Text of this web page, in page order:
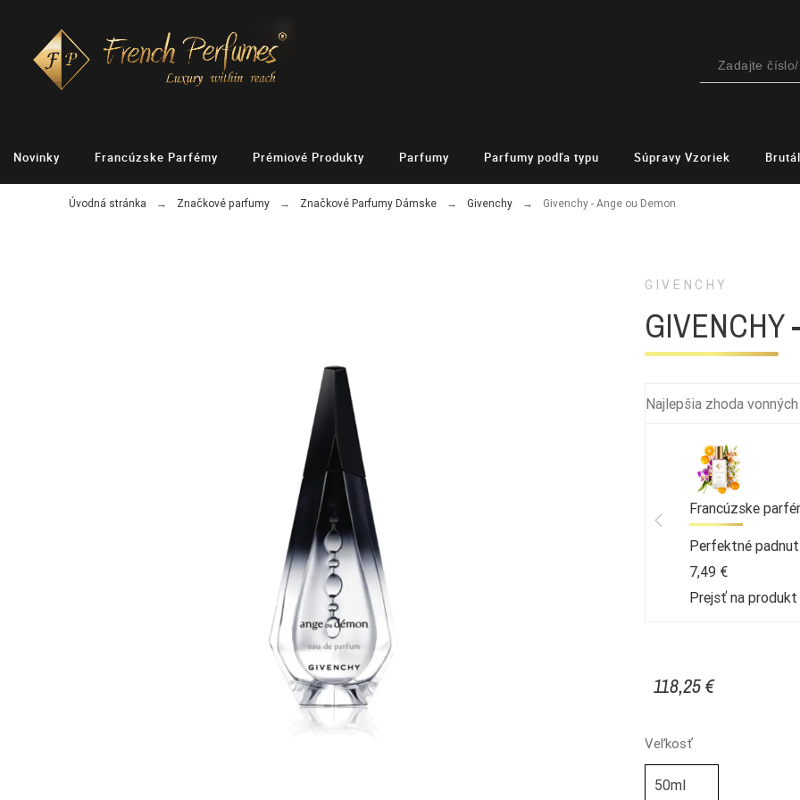
Novinky Francúzske Parfémy Prémiové Produkty Parfumy Parfumy podľa typu Súpravy Vzoriek
Úvodná stránka Značkové parfumy Značkové Parfumy Dámske Givenchy Givenchy - Ange ou Demon
GIVENCHY
GIVENCHY
Najlepšia zhoda
Francúzske
Perfektné
7,49 €
Prejsť na
118,25 €
Veľkosť
50ml